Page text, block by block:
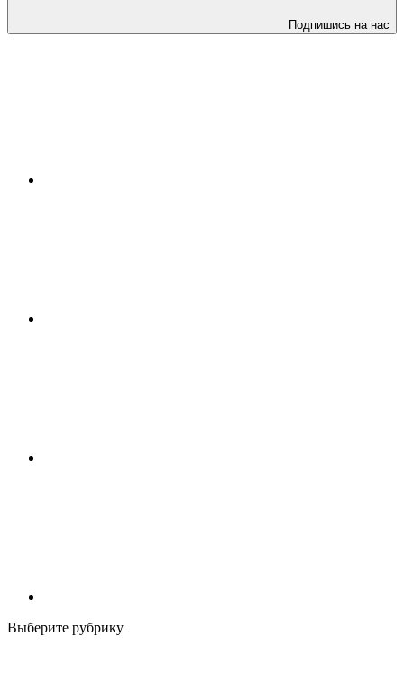
Подпишись на нас
Выберите рубрику